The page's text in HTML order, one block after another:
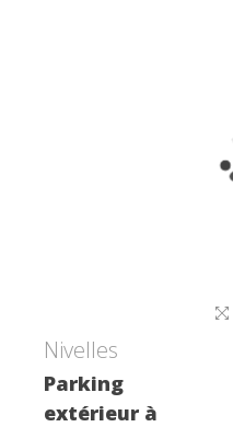
Nivelles
Parking
extérieur à